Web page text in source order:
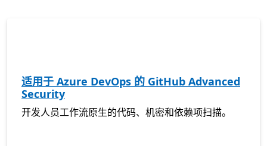
适用于 Azure DevOps 的 GitHub Advanced
Security
开发人员工作流原生的代码、机密和依赖项扫描。